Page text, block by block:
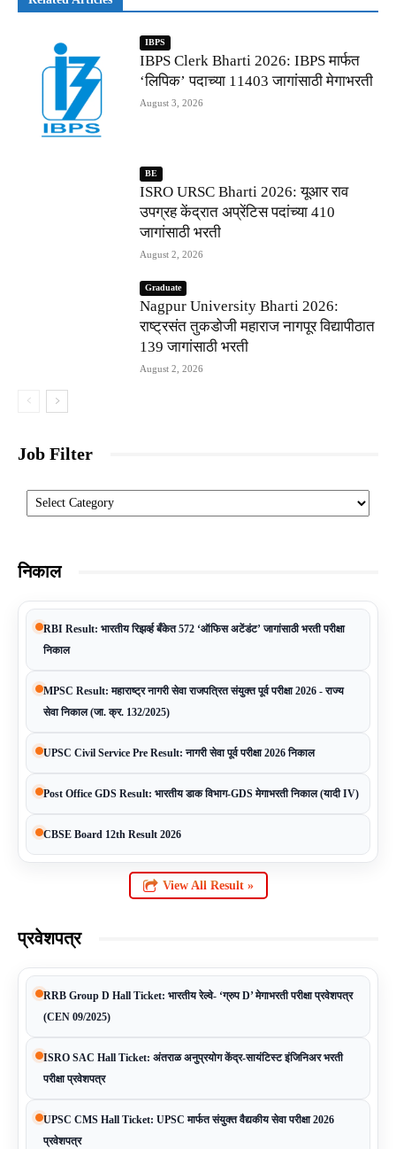
IBPS
IBPS Clerk Bharti 2026: IBPS मार्फत
‘लिपिक’ पदाच्या 11403 जागांसाठी मेगाभरती
August 3, 2026
BE
ISRO URSC Bharti 2026: यूआर राव
उपग्रह केंद्रात अप्रेंटिस पदांच्या 410
जागांसाठी भरती
August 2, 2026
Graduate
Nagpur University Bharti 2026:
राष्ट्रसंत तुकडोजी महाराज नागपूर विद्यापीठात
139 जागांसाठी भरती
August 2, 2026
Job Filter
Categories
निकाल
RBI Result: भारतीय रिझर्व्ह बँकेत 572 ‘ऑफिस अटेंडंट’ जागांसाठी भरती परीक्षा
निकाल
MPSC Result: महाराष्ट्र नागरी सेवा राजपत्रित संयुक्त पूर्व परीक्षा 2026 - राज्य
सेवा निकाल (जा. क्र. 132/2025)
UPSC Civil Service Pre Result: नागरी सेवा पूर्व परीक्षा 2026 निकाल
Post Office GDS Result: भारतीय डाक विभाग-GDS मेगाभरती निकाल (यादी IV)
CBSE Board 12th Result 2026
View All Result »
प्रवेशपत्र
RRB Group D Hall Ticket: भारतीय रेल्वे- ‘ग्रुप D’ मेगाभरती परीक्षा प्रवेशपत्र
(CEN 09/2025)
ISRO SAC Hall Ticket: अंतराळ अनुप्रयोग केंद्र-सायंटिस्ट इंजिनिअर भरती
परीक्षा प्रवेशपत्र
UPSC CMS Hall Ticket: UPSC मार्फत संयुक्त वैद्यकीय सेवा परीक्षा 2026
प्रवेशपत्र